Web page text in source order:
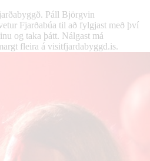
Páll Björgvin
Fjarðabúa til að fylgjast með því
og taka þátt. Nálgast má
fleira á visitfjardabyggd.is.